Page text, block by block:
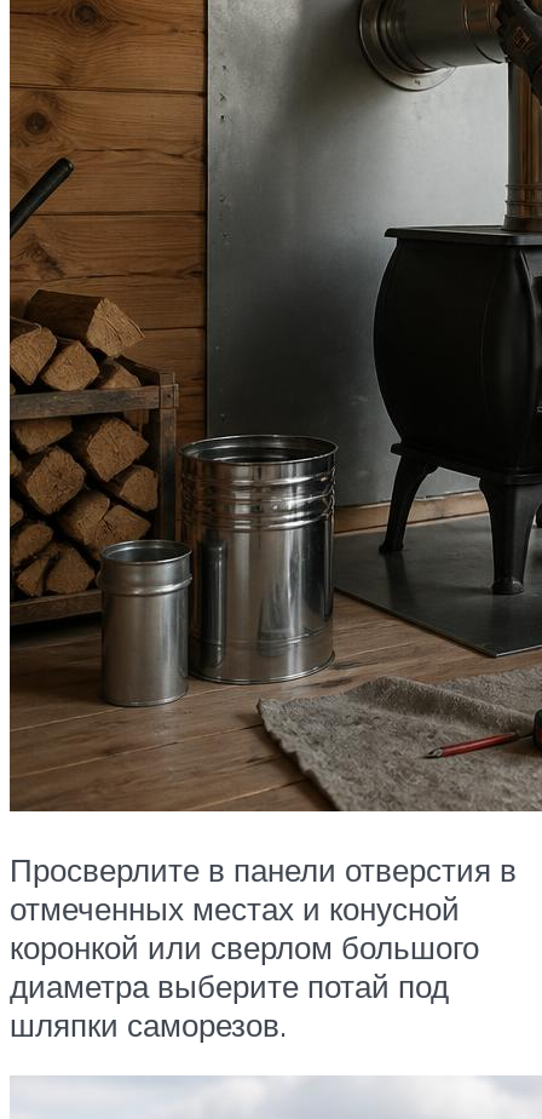
Просверлите в панели отверстия в
отмеченных местах и конусной
коронкой или сверлом большого
диаметра выберите потай под
шляпки саморезов.